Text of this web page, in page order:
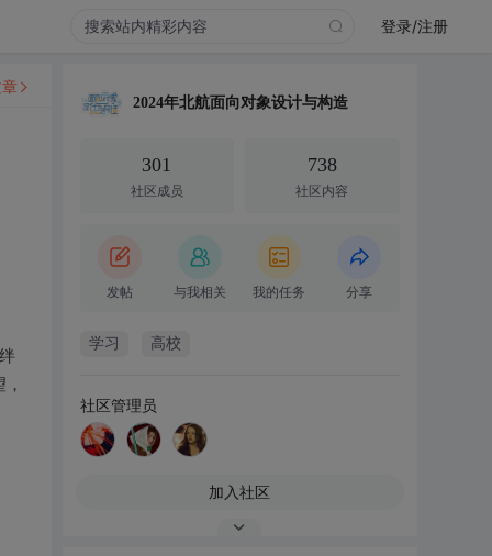
登录/注册
2024年北航面向对象设计与构造
301
社区成员
738
社区内容
发帖 与我相关 我的任务 分享
学习 高校
社区管理员
加入社区